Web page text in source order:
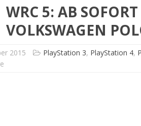
WRC 5: AB
VOLKSWAGEN
2015 PlayStation 3, PlayStation 4,